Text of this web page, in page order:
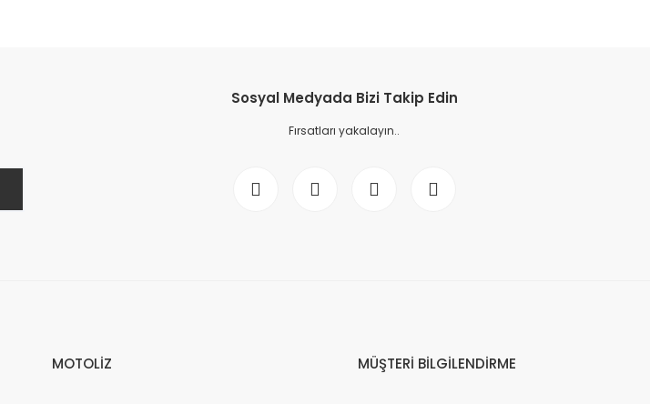
Sosyal Medyada Bizi Takip Edin
Fırsatları yakalayın..
MOTOLİZ MÜŞTERİ BİLGİLENDİRME